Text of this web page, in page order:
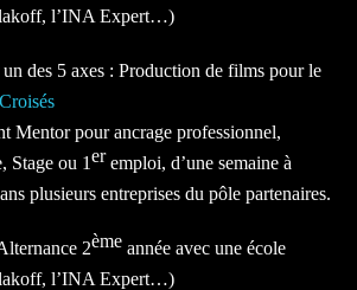
l’INA Expert…)
des 5 axes : Production de films pour le
Mentor pour ancrage professionnel,
Stage ou 1er emploi, d’une semaine à
plusieurs entreprises du pôle partenaires.
2ème année avec une école
l’INA Expert…)